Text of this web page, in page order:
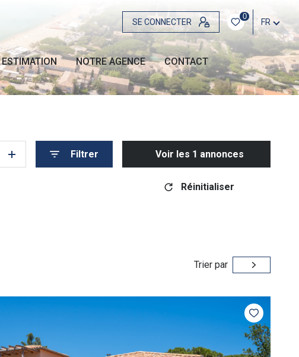
SE CONNECTER
0
FR
ESTIMATION NOTRE AGENCE CONTACT
Filtrer Voir les 1 annonces
Réinitialiser
Trier par